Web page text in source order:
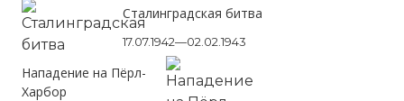
Сталинградская битва
17.07.1942—02.02.1943
Нападение на Пёрл-
Харбор